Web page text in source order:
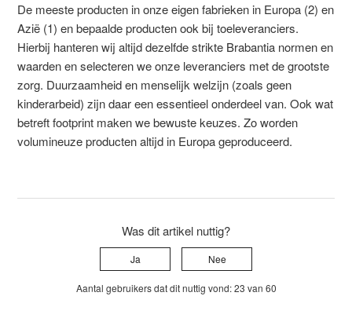
De meeste producten in onze eigen fabrieken in Europa (2) en
Azië (1) en bepaalde producten ook bij toeleveranciers.
Hierbij hanteren wij altijd dezelfde strikte Brabantia normen en
waarden en selecteren we onze leveranciers met de grootste
zorg. Duurzaamheid en menselijk welzijn (zoals geen
kinderarbeid) zijn daar een essentieel onderdeel van. Ook wat
betreft footprint maken we bewuste keuzes. Zo worden
volumineuze producten altijd in Europa geproduceerd.
Was dit artikel nuttig?
Ja Nee
Aantal gebruikers dat dit nuttig vond: 23 van 60